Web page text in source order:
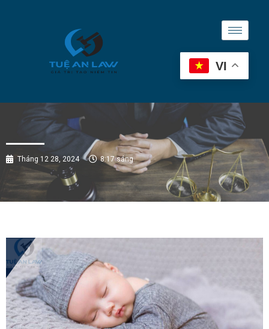
VI
Tháng 12 28, 2024 8:17 sáng